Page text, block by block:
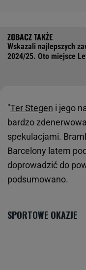
Wskazali najlepszych
2024/25. Oto miejsce
"Ter Stegen i jego
bardzo
spekulacjami.
Barcelony latem
doprowadzić do
podsumowano.